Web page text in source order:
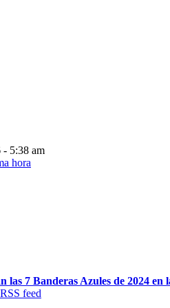
- 5:38 am
las 7 Banderas Azules de 2024 en